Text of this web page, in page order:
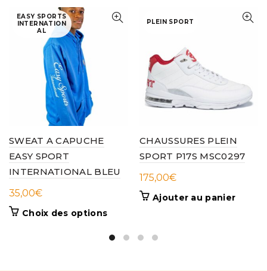
EASY SPORTS
INTERNATION
AL
SWEAT A CAPUCHE
EASY SPORT
INTERNATIONAL BLEU
35,00€
Choix des optionsCe
a
PLEIN SPORT
CHAUSSURES PLEIN
SPORT P17S MSC0297
175,00€
Ajouter au panier